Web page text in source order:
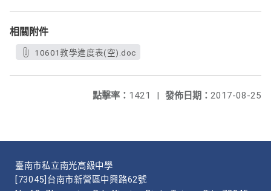
相關附件
10601教學進度表(空).doc
發佈日期： 2017-08-25
點擊率： 1421 |
臺南市私立南光高級中學
[73045]台南市新營區中興路62號